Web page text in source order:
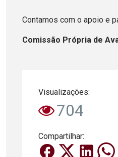
Contamos com o apoio e
Comissão Própria de
Visualizações:
704
Compartilhar: